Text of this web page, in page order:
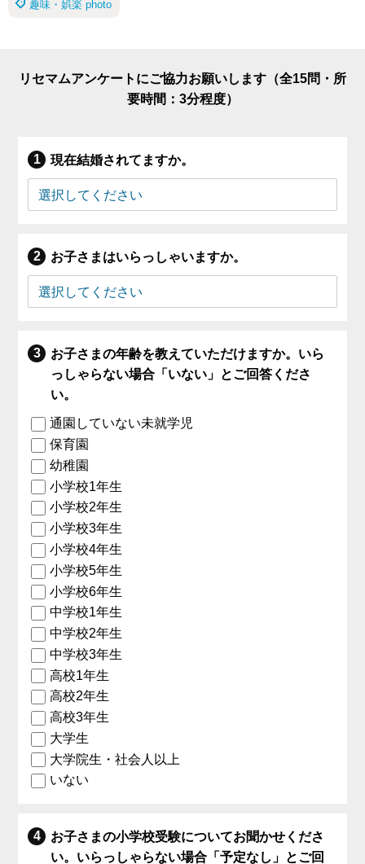
趣味・娯楽 photo
リセマムアンケートにご協力お願いします（全15問・所
要時間：3分程度）
現在結婚されてますか。
お子さまはいらっしゃいますか。
お子さまの年齢を教えていただけますか。いら
っしゃらない場合「いない」とご回答くださ
い。
通園していない未就学児
保育園
幼稚園
小学校1年生
小学校2年生
小学校3年生
小学校4年生
小学校5年生
小学校6年生
中学校1年生
中学校2年生
中学校3年生
高校1年生
高校2年生
高校3年生
大学生
大学院生・社会人以上
いない
お子さまの小学校受験についてお聞かせくださ
い。いらっしゃらない場合「予定なし」とご回